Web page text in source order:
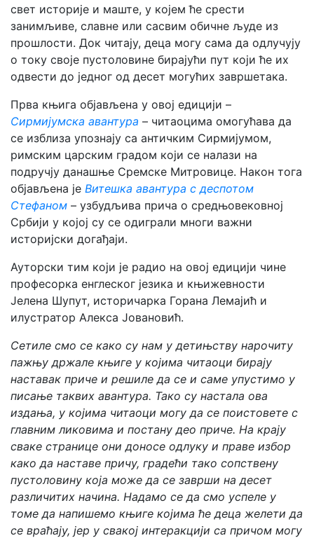
свет историје и маште, у којем ће срести
занимљиве, славне или сасвим обичне људе из
прошлости. Док читају, деца могу сама да одлучују
о току своје пустоловине бирајући пут који ће их
одвести до једног од десет могућих завршетака.
Прва књига објављена у овој едицији –
Сирмијумска авантура – читаоцима омогућава да
се изблиза упознају са античким Сирмијумом,
римским царским градом који се налази на
подручју данашње Сремске Митровице. Након тога
објављена је Витешка авантура с деспотом
Стефаном – узбудљива прича о средњовековној
Србији у којој су се одиграли многи важни
историјски догађаји.
Ауторски тим који је радио на овој едицији чине
професорка енглеског језика и књижевности
Јелена Шупут, историчарка Горана Лемајић и
илустратор Алекса Јовановић.
Сетиле смо се како су нам у детињству нарочиту
пажњу држале књиге у којима читаоци бирају
наставак приче и решиле да се и саме упустимо у
писање таквих авантура. Тако су настала ова
издања, у којима читаоци могу да се поистовете с
главним ликовима и постану део приче. На крају
сваке странице они доносе одлуку и праве избор
како да наставе причу, градећи тако сопствену
пустоловину која може да се заврши на десет
различитих начина. Надамо се да смо успеле у
томе да напишемо књиге којима ће деца желети да
се враћају, јер у свакој интеракцији са причом могу